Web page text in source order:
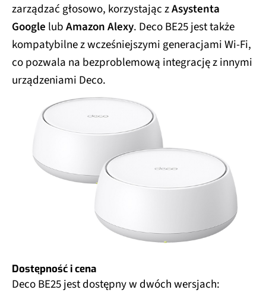
zarządzać głosowo, korzystając zAsystenta
Google lubAmazon Alexy. Deco BE25 jest także
kompatybilne z wcześniejszymi generacjami Wi-Fi,
co pozwala na bezproblemową integrację z innymi
urządzeniami Deco.
Dostępność i cena
Deco BE25 jest dostępny w dwóch wersjach: